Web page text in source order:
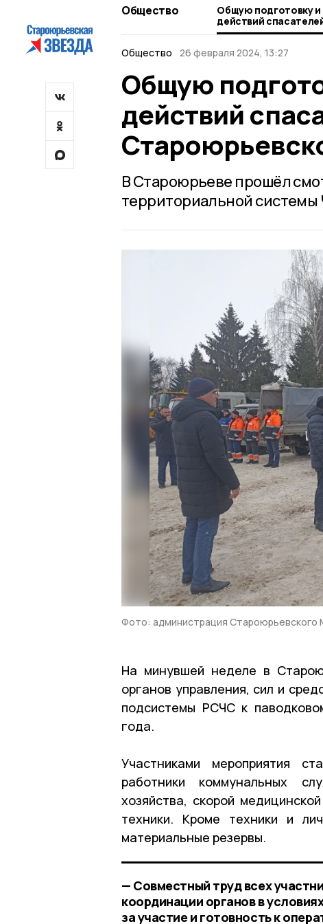
Общество
Общую подготовку
действий
Староюрьевском
Общество
26 февраля 2024, 13:27
Общую
действий
В Староюрьеве прошёл
территориальной
Фото: администрация Староюрьевского
На минувшей неделе в
органов управления, сил и
подсистемы РСЧС к
года.
Участниками мероприятия
работники коммунальных
хозяйства, скорой
техники. Кроме техники и
материальные резервы.
— Совместный труд всех
координации органов в
за участие и готовность к